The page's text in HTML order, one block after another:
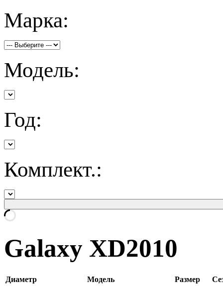
Марка:
Модель:
Год:
Комплект.:
Galaxy XD2010
Диаметр Модель Размер